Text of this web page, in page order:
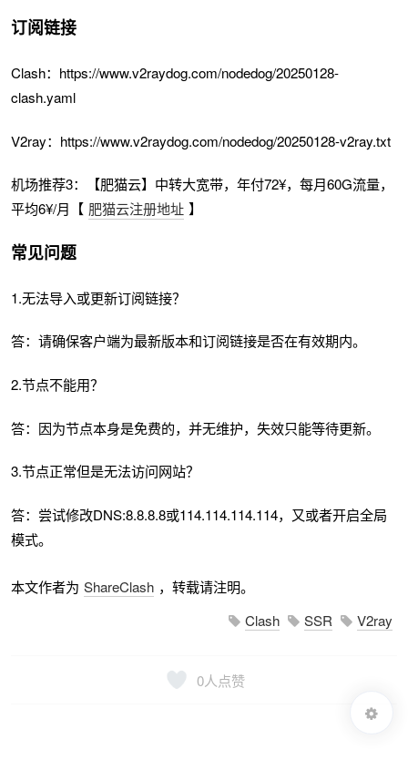
订阅链接
Clash：https://www.v2raydog.com/nodedog/20250128-
clash.yaml
V2ray：https://www.v2raydog.com/nodedog/20250128-v2ray.txt
机场推荐3：【肥猫云】中转大宽带，年付72¥，每月60G流量，
平均6¥/月【 肥猫云注册地址 】
常见问题
1.无法导入或更新订阅链接？
答：请确保客户端为最新版本和订阅链接是否在有效期内。
2.节点不能用？
答：因为节点本身是免费的，并无维护，失效只能等待更新。
3.节点正常但是无法访问网站？
答：尝试修改DNS:8.8.8.8或114.114.114.114，又或者开启全局
模式。
本文作者为 ShareClash ，转载请注明。
Clash
SSR V2ray
0人点赞